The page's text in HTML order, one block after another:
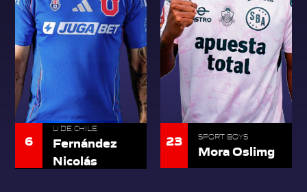
6
U DE CHILE
Fernández
Nicolás
23 SPORT BOYS
Mora Oslimg